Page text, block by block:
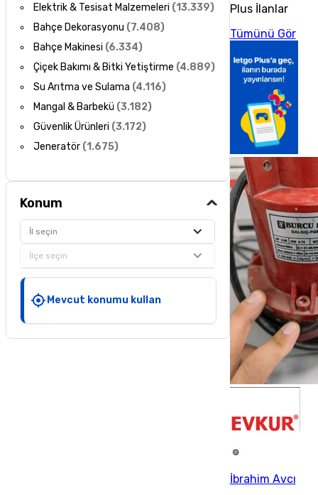
Elektrik & Tesisat Malzemeleri (13.339)
Bahçe Dekorasyonu (7.408)
Bahçe Makinesi (6.334)
Çiçek Bakımı & Bitki Yetiştirme (4.889)
Su Arıtma ve Sulama (4.116)
Mangal & Barbekü (3.182)
Güvenlik Ürünleri (3.172)
Jeneratör (1.675)
Konum
İl seçin
İlçe seçin
Mevcut konumu kullan
Plus İlanlar
Tümünü Gör
İbrahim Avcı